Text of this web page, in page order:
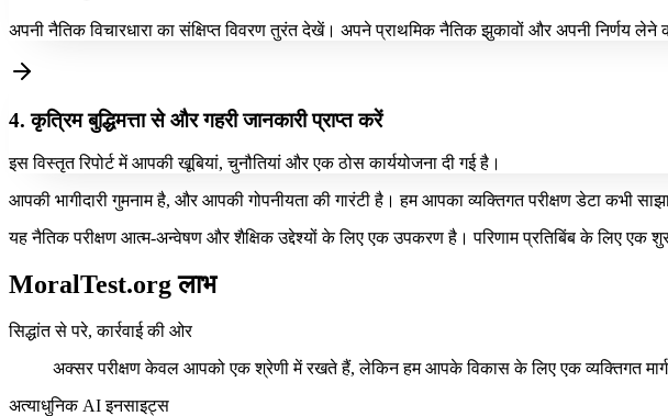
अपनी नैतिक विचारधारा का संक्षिप्त विवरण तुरंत देखें। अपने प्राथमिक नैतिक झुकावों और अपनी निर्णय
4. कृत्रिम बुद्धिमत्ता से और गहरी जानकारी प्राप्त करें
इस विस्तृत रिपोर्ट में आपकी खूबियां, चुनौतियां और एक ठोस कार्ययोजना दी गई है।
आपकी भागीदारी गुमनाम है, और आपकी गोपनीयता की गारंटी है। हम आपका व्यक्तिगत परीक्षण डेटा कभी
यह नैतिक परीक्षण आत्म-अन्वेषण और शैक्षिक उद्देश्यों के लिए एक उपकरण है। परिणाम प्रतिबिंब के लिए एक
MoralTest.org लाभ
सिद्धांत से परे, कार्रवाई की ओर
अक्सर परीक्षण केवल आपको एक श्रेणी में रखते हैं, लेकिन हम आपके विकास के लिए एक व्यक्तिगत
अत्याधुनिक AI इनसाइट्स